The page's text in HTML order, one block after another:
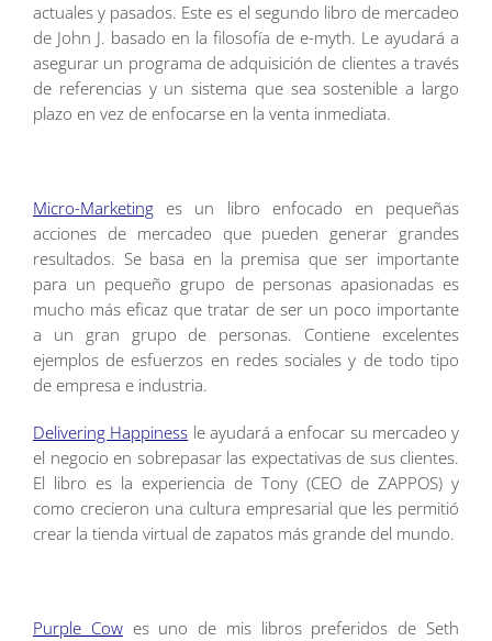
actuales y pasados. Este es el segundo libro de mercadeo
de John J. basado en la filosofía de e-myth. Le ayudará a
asegurar un programa de adquisición de clientes a través
de referencias y un sistema que sea sostenible a largo
plazo en vez de enfocarse en la venta inmediata.
Micro-Marketing es un libro enfocado en pequeñas
acciones de mercadeo que pueden generar grandes
resultados. Se basa en la premisa que ser importante
para un pequeño grupo de personas apasionadas es
mucho más eficaz que tratar de ser un poco importante
a un gran grupo de personas. Contiene excelentes
ejemplos de esfuerzos en redes sociales y de todo tipo
de empresa e industria.
Delivering Happiness le ayudará a enfocar su mercadeo y
el negocio en sobrepasar las expectativas de sus clientes.
El libro es la experiencia de Tony (CEO de ZAPPOS) y
como crecieron una cultura empresarial que les permitió
crear la tienda virtual de zapatos más grande del mundo.
Purple Cowes uno de mis libros preferidos de Seth